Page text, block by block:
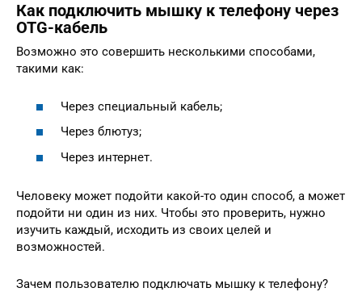
Как подключить мышку к телефону через
OTG-кабель
Возможно это совершить несколькими способами,
такими как:
Через специальный кабель;
Через блютуз;
Через интернет.
Человеку может подойти какой-то один способ, а может
подойти ни один из них. Чтобы это проверить, нужно
изучить каждый, исходить из своих целей и
возможностей.
Зачем пользователю подключать мышку к телефону?